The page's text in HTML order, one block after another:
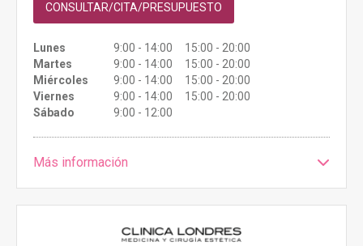
CONSULTAR/CITA/PRESUPUESTO
Lunes
9:00 - 14:00 15:00 - 20:00
Martes
9:00 - 14:00 15:00 - 20:00
Miércoles
9:00 - 14:00 15:00 - 20:00
Viernes
9:00 - 14:00 15:00 - 20:00
Sábado
9:00 - 12:00
Más información